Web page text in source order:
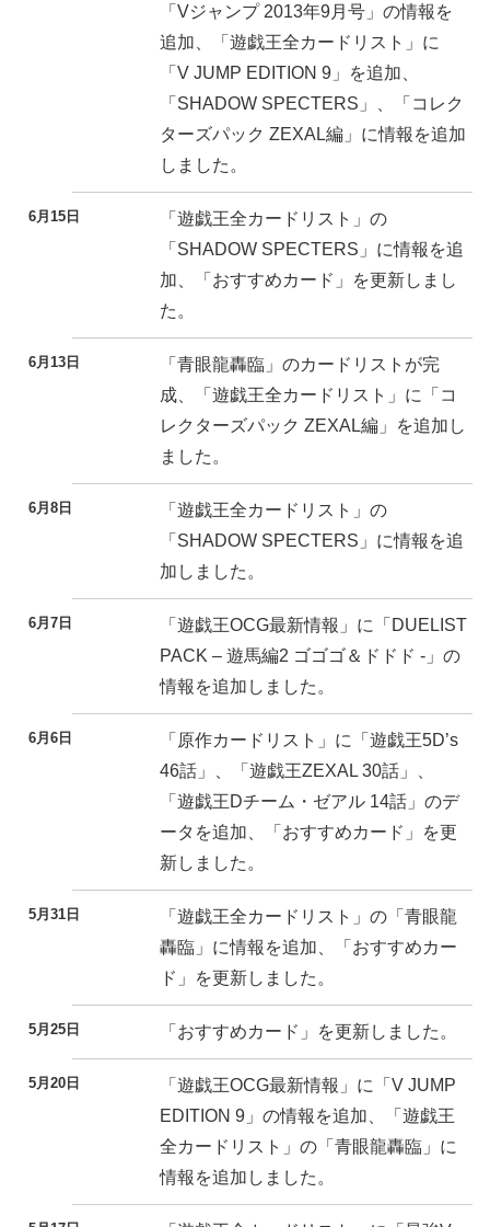
「Vジャンプ 2013年9月号」の情報を
追加、「遊戯王全カードリスト」に
「V JUMP EDITION 9」を追加、
「SHADOW SPECTERS」、「コレク
ターズパック ZEXAL編」に情報を追加
しました。
6月15日
「遊戯王全カードリスト」の
「SHADOW SPECTERS」に情報を追
加、「おすすめカード」を更新しまし
た。
6月13日
「青眼龍轟臨」のカードリストが完
成、「遊戯王全カードリスト」に「コ
レクターズパック ZEXAL編」を追加し
ました。
6月8日
「遊戯王全カードリスト」の
「SHADOW SPECTERS」に情報を追
加しました。
6月7日
「遊戯王OCG最新情報」に「DUELIST
PACK – 遊馬編2 ゴゴゴ＆ドドド -」の
情報を追加しました。
6月6日
「原作カードリスト」に「遊戯王5D’s
46話」、「遊戯王ZEXAL 30話」、
「遊戯王Dチーム・ゼアル 14話」のデ
ータを追加、「おすすめカード」を更
新しました。
5月31日
「遊戯王全カードリスト」の「青眼龍
轟臨」に情報を追加、「おすすめカー
ド」を更新しました。
5月25日 「おすすめカード」を更新しました。
5月20日
「遊戯王OCG最新情報」に「V JUMP
EDITION 9」の情報を追加、「遊戯王
全カードリスト」の「青眼龍轟臨」に
情報を追加しました。